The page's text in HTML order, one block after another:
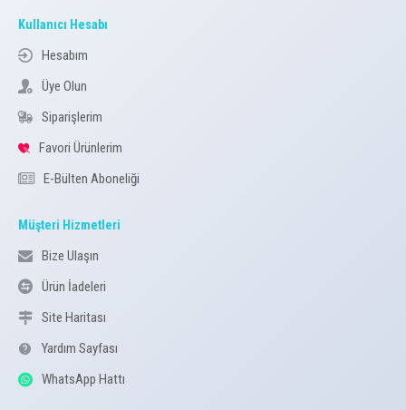
Kullanıcı Hesabı
Hesabım
Üye Olun
Siparişlerim
Favori Ürünlerim
E-Bülten Aboneliği
Müşteri Hizmetleri
Bize Ulaşın
Ürün İadeleri
Site Haritası
Yardım Sayfası
WhatsApp Hattı